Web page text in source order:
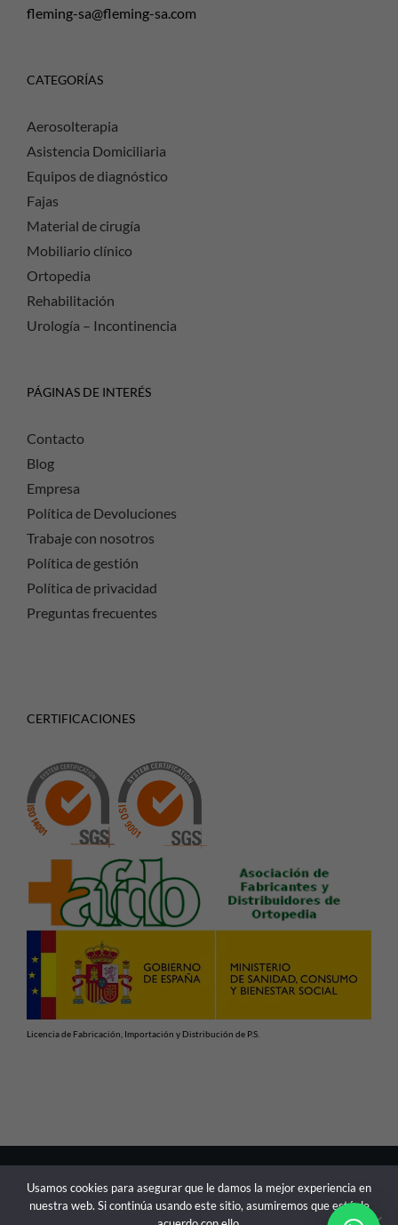
fleming-sa@fleming-sa.com
CATEGORÍAS
Aerosolterapia
Asistencia Domiciliaria
Equipos de diagnóstico
Fajas
Material de cirugía
Mobiliario clínico
Ortopedia
Rehabilitación
Urología – Incontinencia
PÁGINAS DE INTERÉS
Contacto
Blog
Empresa
Política de Devoluciones
Trabaje con nosotros
Política de gestión
Política de privacidad
Preguntas frecuentes
CERTIFICACIONES
Licencia de Fabricación, Importación y Distribución de P.S.
Sanitarios, advertimos de que la información contenida en
Usamos cookies para asegurar que le damos la mejor experiencia en
nuestra web. Si continúa usando este sitio, asumiremos que está de